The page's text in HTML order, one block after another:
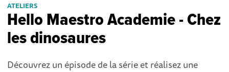
ATELIERS
Hello Maestro Academie - Chez
les dinosaures
Découvrez un épisode de la série et réalisez une